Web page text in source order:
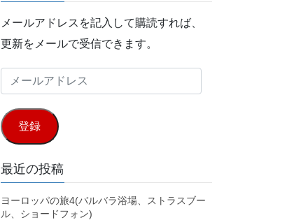
メールアドレスを記入して購読すれば、
更新をメールで受信できます。
ー
ル
ア
ド
レ
ス
登録
最近の投稿
ヨーロッパの旅4(バルバラ浴場、ストラスブー
ル、ショードフォン)